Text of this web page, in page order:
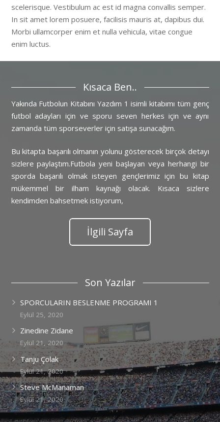
scelerisque. Vestibulum ac est id magna convallis semper.
In sit amet lorem posuere, facilisis mauris at, dapibus dui.
Morbi ullamcorper enim et nulla vehicula, vitae congue
enim luctus.
Kısaca Ben..
Yakında Futbolun Kitabını Yazdım 1 isimli kitabımı tüm genç
futbol adayları için ve sporu seven herkes için ve aynı
zamanda tüm sporseverler için satışa sunacağım.
Bu kitapta başarılı olmanın yolunu gösterecek birçok detayı
sizlere paylaştım.Futbola yeni başlayan veya herhangi bir
sporda başarılı olmak isteyen gençlerimiz için bu kitap
mükemmel bir ilham kaynağı olacak. Kısaca sizlere
kendimden bahsetmek istiyorum,
İlgili Sayfa
Son Yazılar
SPORCULARIN BESLENME PROGRAMI 1
Eylül 25, 2020
Zinedine Zidane
Eylül 21, 2020
Tanju Çolak
Eylül 21, 2020
Steve McManaman
Eylül 21, 2020